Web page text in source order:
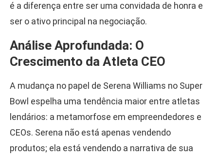
é a diferença entre ser uma convidada de honra e
ser o ativo principal na negociação.
Análise Aprofundada: O
Crescimento da Atleta CEO
A mudança no papel de Serena Williams no Super
Bowl espelha uma tendência maior entre atletas
lendários: a metamorfose em empreendedores e
CEOs. Serena não está apenas vendendo
produtos; ela está vendendo a narrativa de sua